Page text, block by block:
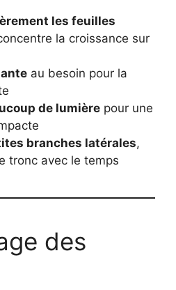
les feuilles
la croissance sur
au besoin pour la
de lumière pour une
branches latérales,
tronc avec le temps
des